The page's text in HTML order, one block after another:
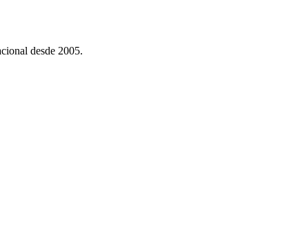
desde 2005.